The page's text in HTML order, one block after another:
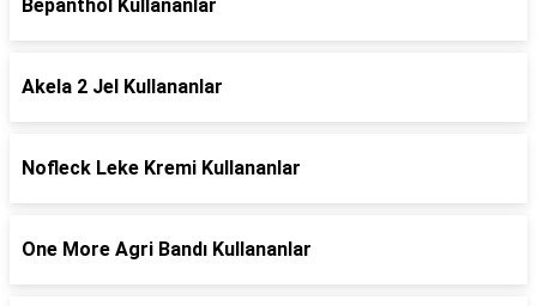
Bepanthol Kullananlar
Akela 2 Jel Kullananlar
Nofleck Leke Kremi Kullananlar
One More Agri Bandı Kullananlar